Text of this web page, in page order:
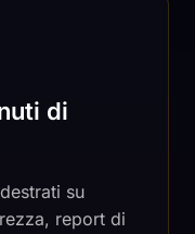
di
su
report di